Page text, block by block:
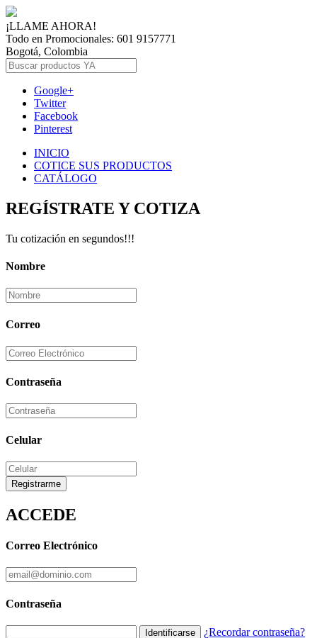
¡LLAME AHORA!
Todo en Promocionales: 601 9157771
Bogotá, Colombia
Google+
Twitter
Facebook
Pinterest
INICIO
COTICE SUS PRODUCTOS
CATÁLOGO
REGÍSTRATE Y COTIZA
Tu cotización en segundos!!!
Nombre
Correo
Contraseña
Celular
Registrarme
ACCEDE
Correo Electrónico
Contraseña
¿Recordar contraseña?